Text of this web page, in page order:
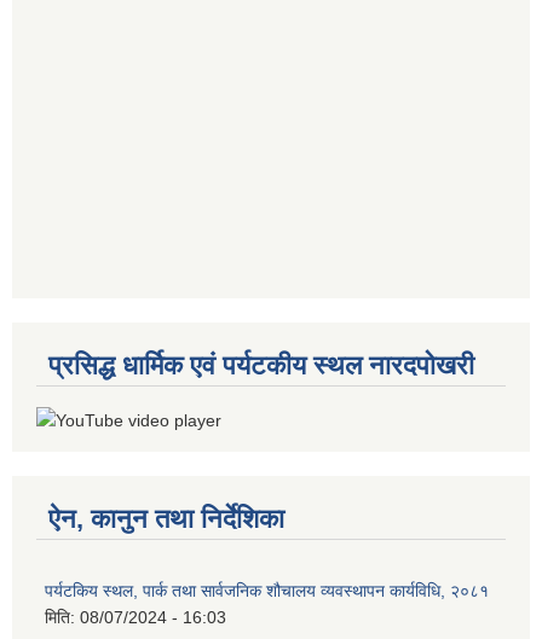
प्रसिद्ध धार्मिक एवं पर्यटकीय स्थल नारदपोखरी
ऐन, कानुन तथा निर्देशिका
पर्यटकिय स्थल, पार्क तथा सार्वजनिक शौचालय व्यवस्थापन कार्यविधि, २०८१
मिति: 08/07/2024 - 16:03